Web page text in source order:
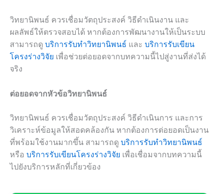
วิทยานิพนธ์ ควรเชื่อมวัตถุประสงค์ วิธีดำเนินงาน และ
ผลลัพธ์ให้ตรวจสอบได้ หากต้องการพัฒนางานให้เป็นระบบ
สามารถดู บริการรับทำวิทยานิพนธ์ และ บริการรับเขียน
โครงร่างวิจัย เพื่อช่วยต่อยอดจากบทความนี้ไปสู่งานที่ส่งได้
จริง
ต่อยอดจากหัวข้อวิทยานิพนธ์
วิทยานิพนธ์ ควรเชื่อมวัตถุประสงค์ วิธีดำเนินการ และการ
วิเคราะห์ข้อมูลให้สอดคล้องกัน หากต้องการต่อยอดเป็นงาน
ที่พร้อมใช้งานมากขึ้น สามารถดู บริการรับทำวิทยานิพนธ์
หรือ บริการรับเขียนโครงร่างวิจัย เพื่อเชื่อมจากบทความนี้
ไปยังบริการหลักที่เกี่ยวข้อง